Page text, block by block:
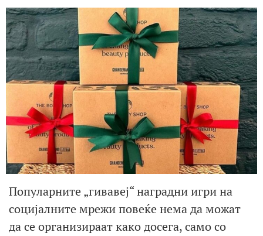
Популарните „гивавеј“ наградни игри на
социјалните мрежи повеќе нема да можат
да се организираат како досега, само со